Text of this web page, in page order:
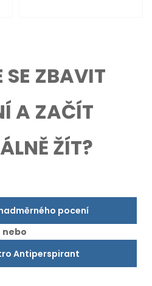
SE ZBAVIT
A ZAČÍT
ŽÍT?
pocení
nebo
Antiperspirant